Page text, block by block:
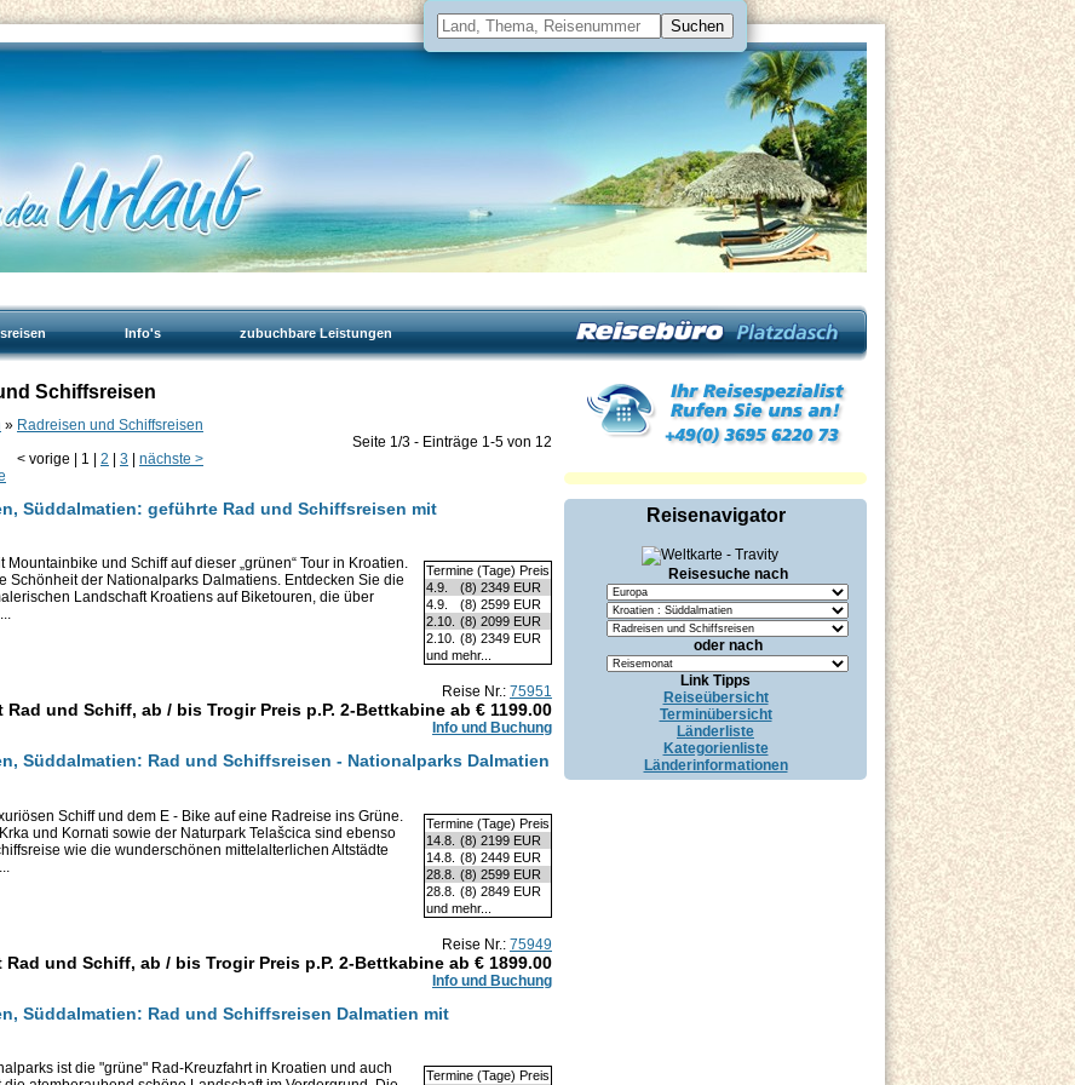
Info's zubuchbare Leistungen
Schiffsreisen
» Radreisen und Schiffsreisen
Seite 1/3 - Einträge 1-5 von 12
< vorige | 1 | 2 | 3 | nächste >
Süddalmatien: geführte Rad und Schiffsreisen mit
Termine (Tage) Preis
4.9.
(8) 2349 EUR
4.9.
(8) 2599 EUR
2.10. (8) 2099 EUR
2.10. (8) 2349 EUR
und mehr...
und Schiff auf dieser „grünen“ Tour in Kroatien.
Schönheit der Nationalparks Dalmatiens. Entdecken Sie die
Landschaft Kroatiens auf Biketouren, die über
Reise Nr.: 75951
Rad und Schiff, ab / bis Trogir Preis p.P. 2-Bettkabine ab € 1199.00
Info und Buchung
Süddalmatien: Rad und Schiffsreisen - Nationalparks Dalmatien
Termine (Tage) Preis
14.8. (8) 2199 EUR
14.8. (8) 2449 EUR
28.8. (8) 2599 EUR
28.8. (8) 2849 EUR
und mehr...
Schiff und dem E - Bike auf eine Radreise ins Grüne.
und Kornati sowie der Naturpark Telašcica sind ebenso
wie die wunderschönen mittelalterlichen Altstädte
Reise Nr.: 75949
Rad und Schiff, ab / bis Trogir Preis p.P. 2-Bettkabine ab € 1899.00
Info und Buchung
Süddalmatien: Rad und Schiffsreisen Dalmatien mit
Termine (Tage) Preis
ist die "grüne" Rad-Kreuzfahrt in Kroatien und auch
Reisenavigator
Reisesuche nach
oder nach
Link Tipps
Reiseübersicht
Terminübersicht
Länderliste
Kategorienliste
Länderinformationen